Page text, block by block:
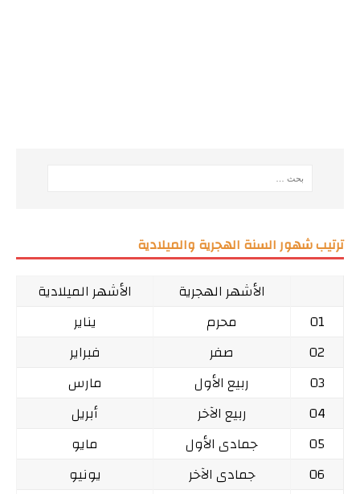
ترتيب شهور السنة الهجرية والميلادية
الأشهر الهجرية
الأشهر الميلادية
01
محرم
يناير
02
صفر
فبراير
03
ربيع الأول
مارس
04
ربيع الآخر
أبريل
05
جمادى الأول
مايو
06
جمادى الآخر
يونيو